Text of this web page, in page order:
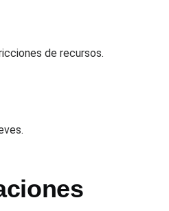
de recursos.